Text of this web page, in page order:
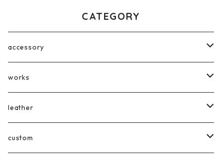
CATEGORY
accessory
earrings
broach
pendant
works
wood objet
Acryl plate
leather
Bag
custom